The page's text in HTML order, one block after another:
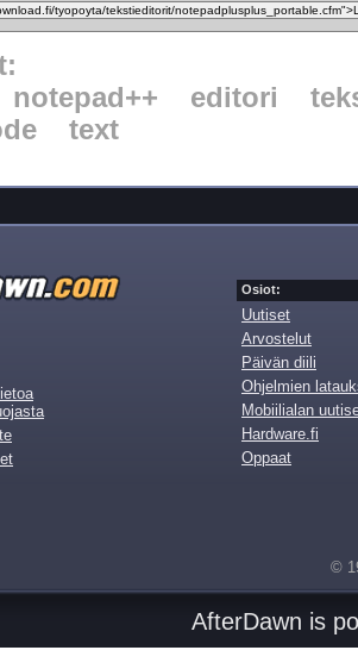
notepad++ editori
text
Osiot:
Uutiset
Arvostelut
Päivän diili
Ohjelmien
Mobiilialan
Hardware.fi
Oppaat
©
AfterDawn is